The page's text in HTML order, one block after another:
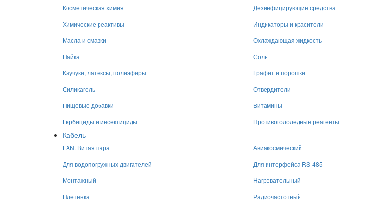
Косметическая химия Дезинфицирующие средства
Химические реактивы
Индикаторы и красители
Масла и смазки
Охлаждающая жидкость
Пайка
Соль
Каучуки, латексы, полиэфиры
Графит и порошки
Силикагель
Отвердители
Пищевые добавки
Витамины
Гербициды и инсектициды
Противогололедные реагенты
Кабель
LAN. Витая пара Авиакосмический
Для водопогружных двигателей
Для интерфейса RS-485
Монтажный
Нагревательный
Плетенка
Радиочастотный